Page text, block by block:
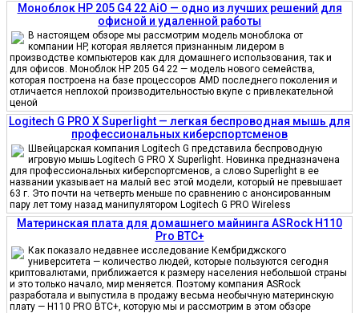
Моноблок HP 205 G4 22 AiO — одно из лучших решений для
офисной и удаленной работы
В настоящем обзоре мы рассмотрим модель моноблока от
компании HP, которая является признанным лидером в
производстве компьютеров как для домашнего использования, так и
для офисов. Моноблок HP 205 G4 22 — модель нового семейства,
которая построена на базе процессоров AMD последнего поколения и
отличается неплохой производительностью вкупе с привлекательной
ценой
Logitech G PRO X Superlight — легкая беспроводная мышь для
профессиональных киберспортсменов
Швейцарская компания Logitech G представила беспроводную
игровую мышь Logitech G PRO X Superlight. Новинка предназначена
для профессиональных киберспортсменов, а слово Superlight в ее
названии указывает на малый вес этой модели, который не превышает
63 г. Это почти на четверть меньше по сравнению с анонсированным
пару лет тому назад манипулятором Logitech G PRO Wireless
Материнская плата для домашнего майнинга ASRock H110
Pro BTC+
Как показало недавнее исследование Кембриджского
университета — количество людей, которые пользуются сегодня
криптовалютами, приближается к размеру населения небольшой страны
и это только начало, мир меняется. Поэтому компания ASRock
разработала и выпустила в продажу весьма необычную материнскую
плату — H110 PRO BTC+, которую мы и рассмотрим в этом обзоре